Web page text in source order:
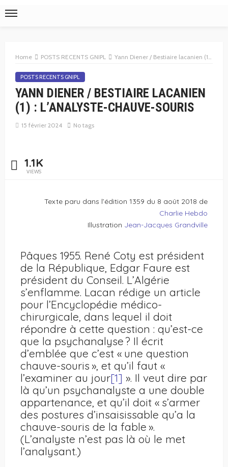
Home POSTS RECENTS GNIPL Yann Diener / Bestiaire lacanien (1) : L’analyste-chauve-souris
POSTS RECENTS GNIPL
YANN DIENER / BESTIAIRE LACANIEN
(1) : L’ANALYSTE-CHAUVE-SOURIS
15 février 2024 No tags
1.1K
VIEWS
Texte paru dans l’édition 1359 du 8 août 2018 de
Charlie Hebdo
Illustration Jean-Jacques Grandville
Pâques 1955. René Coty est président
de la République, Edgar Faure est
président du Conseil. L’Algérie
s’enflamme. Lacan rédige un article
pour l’Encyclopédie médico-
chirurgicale, dans lequel il doit
répondre à cette question : qu’est-ce
que la psychanalyse ? Il écrit
d’emblée que c’est « une question
chauve-souris », et qu’il faut «
l’examiner au jour[1] ». Il veut dire par
là qu’un psychanalyste a une double
appartenance, et qu’il doit « s’armer
des postures d’insaisissable qu’a la
chauve-souris de la fable ».
(L’analyste n’est pas là où le met
l’analysant.)